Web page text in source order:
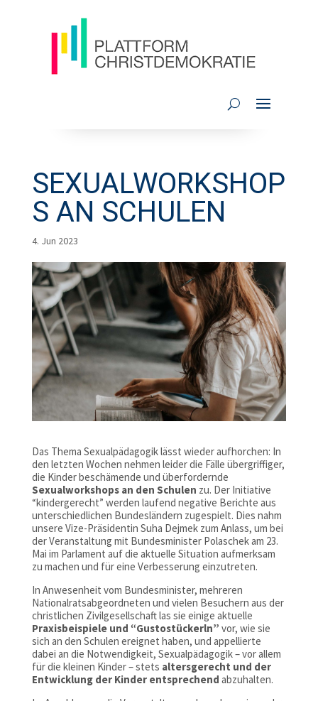
SEXUALWORKSHOP
S AN SCHULEN
4. Jun 2023
Das Thema Sexualpädagogik lässt wieder aufhorchen: In
den letzten Wochen nehmen leider die Fälle übergriffiger,
die Kinder beschämende und überfordernde
Sexualworkshops an den Schulen zu. Der Initiative
“kindergerecht” werden laufend negative Berichte aus
unterschiedlichen Bundesländern zugespielt. Dies nahm
unsere Vize-Präsidentin Suha Dejmek zum Anlass, um bei
der Veranstaltung mit Bundesminister Polaschek am 23.
Mai im Parlament auf die aktuelle Situation aufmerksam
zu machen und für eine Verbesserung einzutreten.
In Anwesenheit vom Bundesminister, mehreren
Nationalratsabgeordneten und vielen Besuchern aus der
christlichen Zivilgesellschaft las sie einige aktuelle
Praxisbeispiele und “Gustostückerln” vor, wie sie
sich an den Schulen ereignet haben, und appellierte
dabei an die Notwendigkeit, Sexualpädagogik – vor allem
für die kleinen Kinder – stets altersgerecht und der
Entwicklung der Kinder entsprechend abzuhalten.